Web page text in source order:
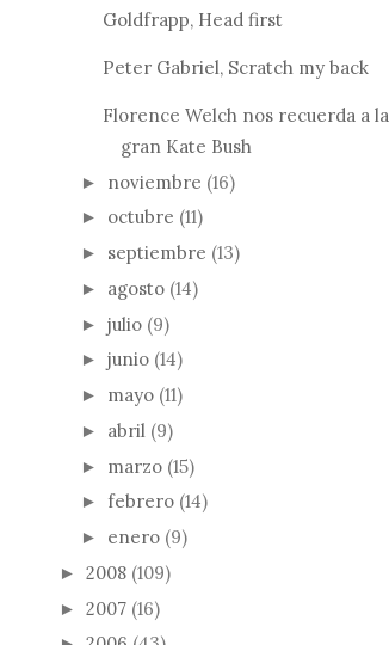
Goldfrapp, Head first
Peter Gabriel, Scratch my back
Florence Welch nos recuerda a la
gran Kate Bush
► noviembre (16)
► octubre (11)
► septiembre (13)
► agosto (14)
► julio (9)
► junio (14)
► mayo (11)
► abril (9)
► marzo (15)
► febrero (14)
► enero (9)
► 2008 (109)
► 2007 (16)